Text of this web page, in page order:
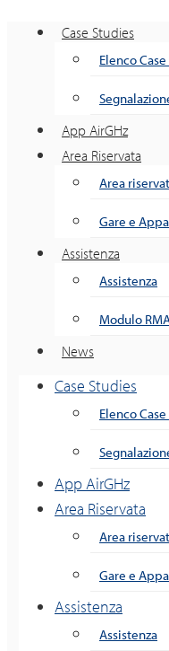
Case Studies
Elenco
App AirGHz
Area Riservata
Area
Gare e
Assistenza
Assistenza
Modulo
News
Case Studies
Elenco
App AirGHz
Area Riservata
Area
Gare e
Assistenza
Assistenza